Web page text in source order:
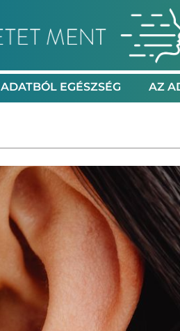
ADATBÓL EGÉSZSÉG AZ